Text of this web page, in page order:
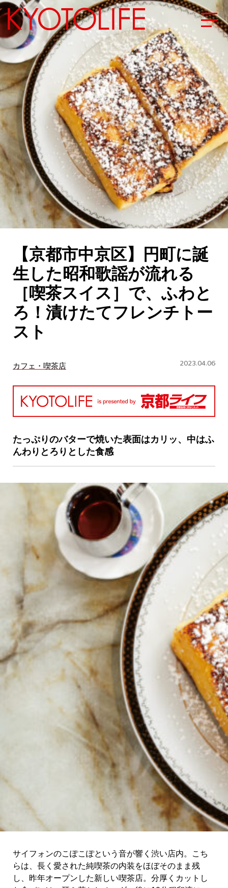
エリアから探す
地図から探す
カテゴリーから探す
SPECIAL
NEW OPEN
SERIES
CULTURE
ABOUT US
Instagram
チケットプレゼント応募
MAIN MENU
SERIES
カレーが好き
京都おやつクラブ
私と店のはなし
今月の京みやげ
京都の書店
CULTURE
すべて
関西で開催。
おすすめの展覧会
おすすめの映画
誠光社で選びました。
おすすめの本
紹介します。
おすすめのイベント
【京都市中京区】円町に誕
生した昭和歌謡が流れる
［喫茶スイス］で、ふわと
ろ！漬けたてフレンチトー
スト
カフェ・喫茶店 2023.04.06
たっぷりのバターで焼いた表面はカリッ、中はふ
んわりとろりとした食感
サイフォンのこぽこぽという音が響く渋い店内。こち
らは、長く愛された純喫茶の内装をほぼそのまま残
し、昨年オープンした新しい喫茶店。分厚くカットし